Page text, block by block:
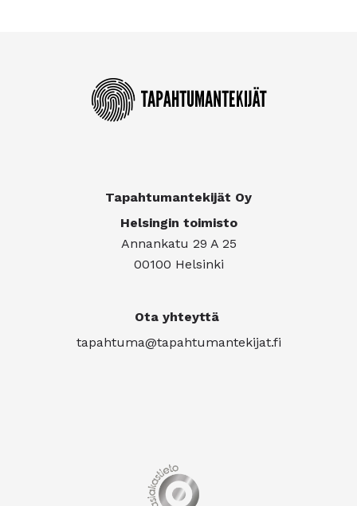
Tapahtumantekijät Oy
Helsingin toimisto
Annankatu 29 A 25
00100 Helsinki
Ota yhteyttä
tapahtuma@tapahtumantekijat.fi